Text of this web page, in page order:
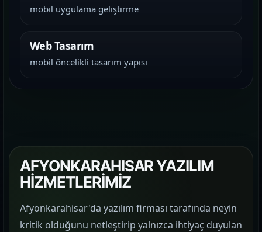
mobil uygulama geliştirme
Web Tasarım
mobil öncelikli tasarım yapısı
AFYONKARAHISAR YAZILIM
HİZMETLERİMİZ
Afyonkarahisar'da yazılım firması tarafında neyin
kritik olduğunu netleştirip yalnızca ihtiyaç duyulan